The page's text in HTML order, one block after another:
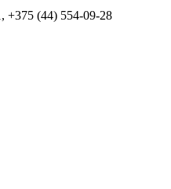
, +375 (44) 554-09-28